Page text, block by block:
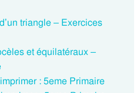
triangle – Exercices
et équilatéraux –
: 5eme Primaire